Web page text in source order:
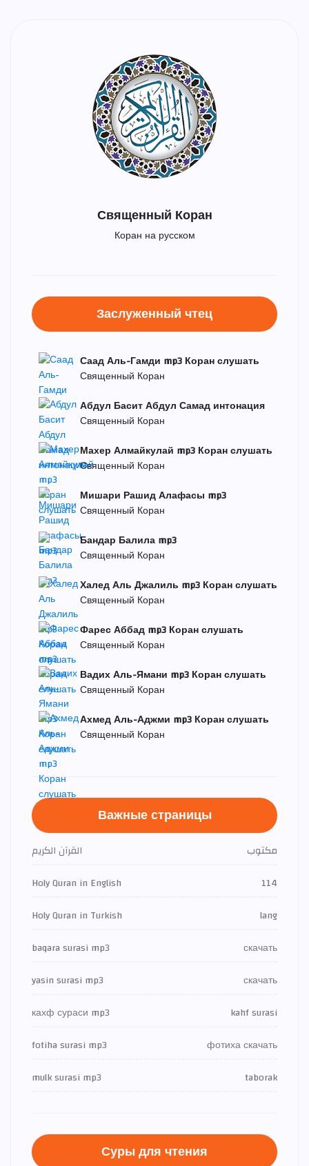
Священный Коран
Коран на русском
Заслуженный чтец
Саад Аль-Гамди mp3 Коран слушать
Священный Коран
Абдул Басит Абдул Самад интонация
Священный Коран
Махер Алмайкулай mp3 Коран слушать
Священный Коран
Мишари Рашид Алафасы mp3
Священный Коран
Бандар Балила mp3
Священный Коран
Халед Аль Джалиль mp3 Коран слушать
Священный Коран
Фарес Аббад mp3 Коран слушать
Священный Коран
Вадих Аль-Ямани mp3 Коран слушать
Священный Коран
Ахмед Аль-Аджми mp3 Коран слушать
Священный Коран
Важные страницы
القرآن الكريم
مكتوب
Holy Quran in English
114
Holy Quran in Turkish
lang
baqara surasi mp3
скачать
yasin surasi mp3
скачать
кахф сураси mp3
kahf surasi
fotiha surasi mp3
фотиха скачать
mulk surasi mp3
taborak
Суры для чтения